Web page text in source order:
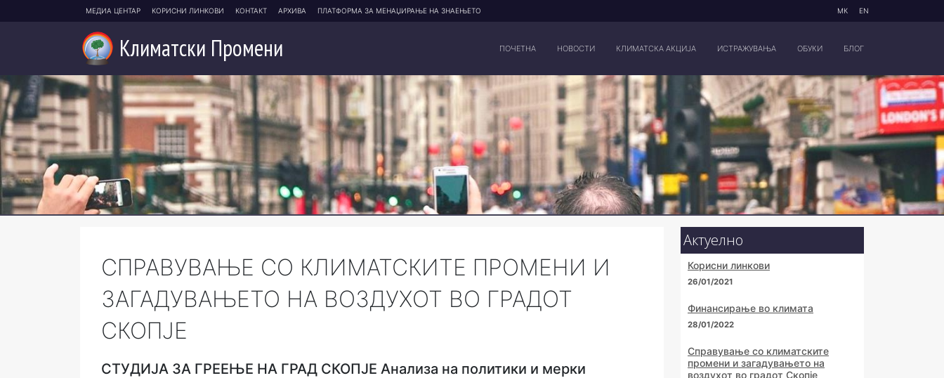
МЕДИА ЦЕНТАР КОРИСНИ ЛИНКОВИ КОНТАКТ АРХИВА ПЛАТФОРМА ЗА МЕНАЏИРАЊЕ НА ЗНАЕЊЕТО МК EN
Климатски Промени ПОЧЕТНА НОВОСТИ КЛИМАТСКА АКЦИЈА ИСТРАЖУВАЊА ОБУКИ БЛОГ
СПРАВУВАЊЕ СО КЛИМАТСКИТЕ ПРОМЕНИ И
ЗАГАДУВАЊЕТО НА ВОЗДУХОТ ВО ГРАДОТ
СКОПЈЕ
СТУДИЈА ЗА ГРЕЕЊЕ НА ГРАД СКОПЈЕ Анализа на политики и мерки
Актуелно
Корисни линкови
26/01/2021
Финансирање во климата
28/01/2022
Справување со климатските
промени и загадувањето на
воздухот во градот Скопје